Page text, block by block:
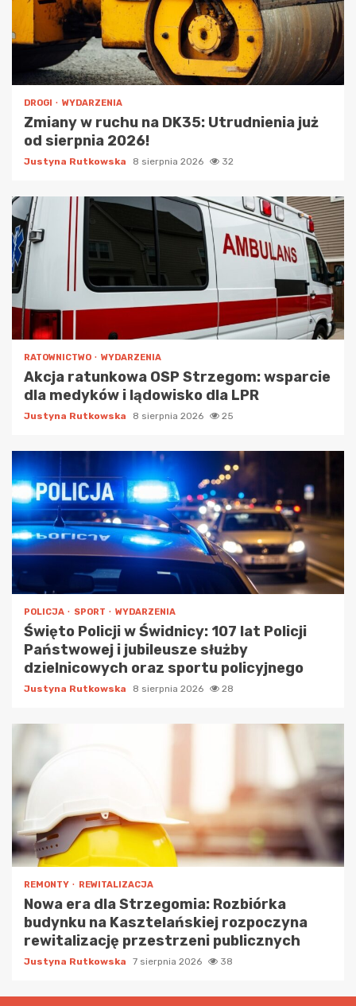
DROGI WYDARZENIA
Zmiany w ruchu na DK35: Utrudnienia już
od sierpnia 2026!
Justyna Rutkowska 8 sierpnia 2026 32
RATOWNICTWO WYDARZENIA
Akcja ratunkowa OSP Strzegom: wsparcie
dla medyków i lądowisko dla LPR
Justyna Rutkowska 8 sierpnia 2026 25
POLICJA SPORT WYDARZENIA
Święto Policji w Świdnicy: 107 lat Policji
Państwowej i jubileusze służby
dzielnicowych oraz sportu policyjnego
Justyna Rutkowska 8 sierpnia 2026 28
REMONTY REWITALIZACJA
Nowa era dla Strzegomia: Rozbiórka
budynku na Kasztelańskiej rozpoczyna
rewitalizację przestrzeni publicznych
Justyna Rutkowska 7 sierpnia 2026 38